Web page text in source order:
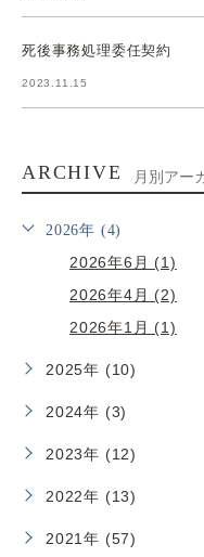
死後事務処理委任契約
2023.11.15
ARCHIVE 月別アー
2026年 (4)
2026年6月 (1)
2026年4月 (2)
2026年1月 (1)
2025年 (10)
2024年 (3)
2023年 (12)
2022年 (13)
2021年 (57)